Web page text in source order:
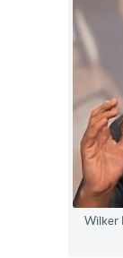
Wilker